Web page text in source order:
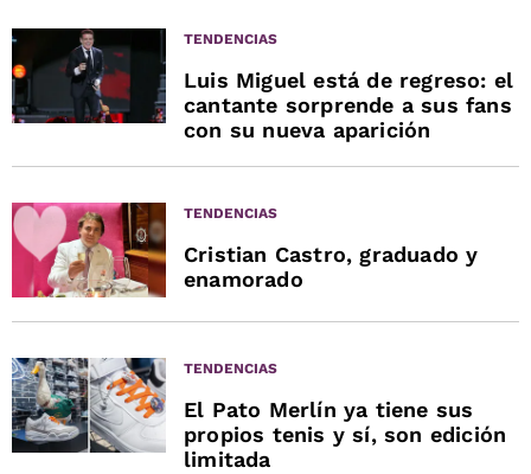
TENDENCIAS
Luis Miguel está de regreso: el
cantante sorprende a sus fans
con su nueva aparición
TENDENCIAS
Cristian Castro, graduado y
enamorado
TENDENCIAS
El Pato Merlín ya tiene sus
propios tenis y sí, son edición
limitada